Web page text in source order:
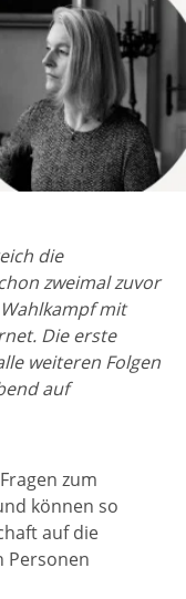
die
zweimal zuvor
mit
Die erste
weiteren Folgen
auf
zum
können so
auf die
Personen